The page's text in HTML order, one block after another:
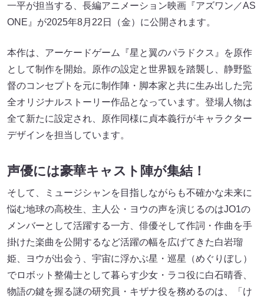
一平が担当する、長編アニメーション映画『アズワン／AS
ONE』が2025年8月22日（金）に公開されます。
本作は、アーケードゲーム『星と翼のパラドクス』を原作
として制作を開始。原作の設定と世界観を踏襲し、静野監
督のコンセプトを元に制作陣・脚本家と共に生み出した完
全オリジナルストーリー作品となっています。登場人物は
全て新たに設定され、原作同様に貞本義行がキャラクター
デザインを担当しています。
声優には豪華キャスト陣が集結！
そして、ミュージシャンを目指しながらも不確かな未来に
悩む地球の高校生、主人公・ヨウの声を演じるのはJO1の
メンバーとして活躍する一方、俳優そして作詞・作曲を手
掛けた楽曲を公開するなど活躍の幅を広げてきた白岩瑠
姫、ヨウが出会う、宇宙に浮かぶ星・巡星（めぐりぼし）
でロボット整備士として暮らす少女・ラコ役に白石晴香、
物語の鍵を握る謎の研究員・キザナ役を務めるのは、「け